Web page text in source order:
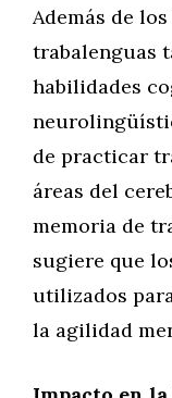
Además de
trabalenguas
habilidades
de practicar
áreas del
memoria de
sugiere que
utilizados
la agilidad